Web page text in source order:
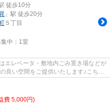
徒歩10分
」駅 徒歩20分
５丁目
中： 1室
エレベータ・敷地内ごみ置き場などが
良い空間をご提供いたします♪こちら
費 5,000円)